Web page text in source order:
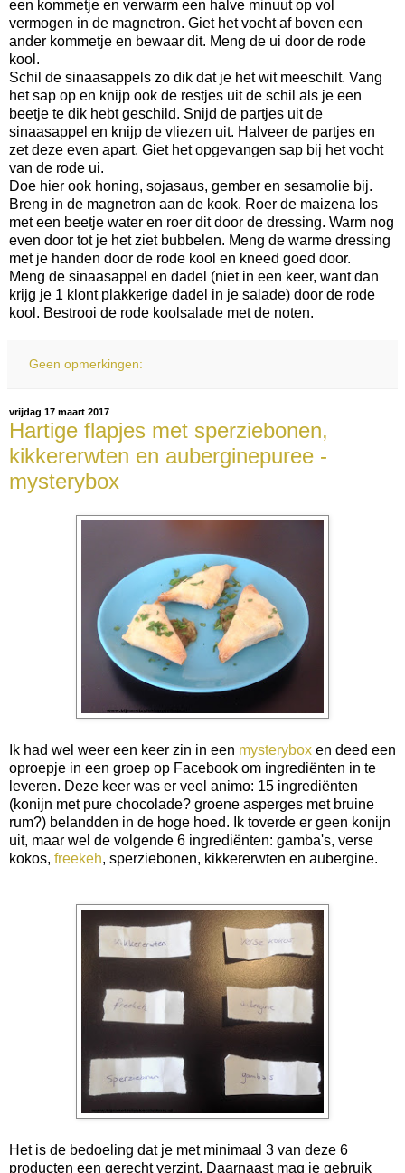
een kommetje en verwarm een halve minuut op vol
vermogen in de magnetron. Giet het vocht af boven een
ander kommetje en bewaar dit. Meng de ui door de rode
kool.
Schil de sinaasappels zo dik dat je het wit meeschilt. Vang
het sap op en knijp ook de restjes uit de schil als je een
beetje te dik hebt geschild. Snijd de partjes uit de
sinaasappel en knijp de vliezen uit. Halveer de partjes en
zet deze even apart. Giet het opgevangen sap bij het vocht
van de rode ui.
Doe hier ook honing, sojasaus, gember en sesamolie bij.
Breng in de magnetron aan de kook. Roer de maizena los
met een beetje water en roer dit door de dressing. Warm nog
even door tot je het ziet bubbelen. Meng de warme dressing
met je handen door de rode kool en kneed goed door.
Meng de sinaasappel en dadel (niet in een keer, want dan
krijg je 1 klont plakkerige dadel in je salade) door de rode
kool. Bestrooi de rode koolsalade met de noten.
Geen opmerkingen:
vrijdag 17 maart 2017
Hartige flapjes met sperziebonen,
kikkererwten en auberginepuree -
mysterybox
Ik had wel weer een keer zin in een mysterybox en deed een
oproepje in een groep op Facebook om ingrediënten in te
leveren. Deze keer was er veel animo: 15 ingrediënten
(konijn met pure chocolade? groene asperges met bruine
rum?) belandden in de hoge hoed. Ik toverde er geen konijn
uit, maar wel de volgende 6 ingrediënten: gamba's, verse
kokos, freekeh, sperziebonen, kikkererwten en aubergine.
Het is de bedoeling dat je met minimaal 3 van deze 6
producten een gerecht verzint. Daarnaast mag je gebruik